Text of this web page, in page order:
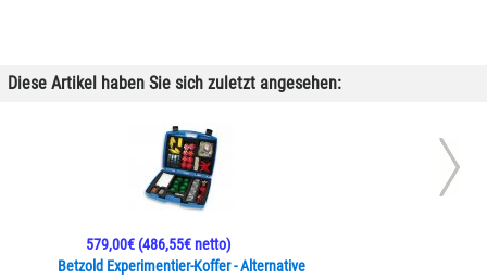
Diese Artikel haben Sie sich zuletzt angesehen:
Betzold Experimentier-Koffer - Alternative
579,00€(486,55€ netto)